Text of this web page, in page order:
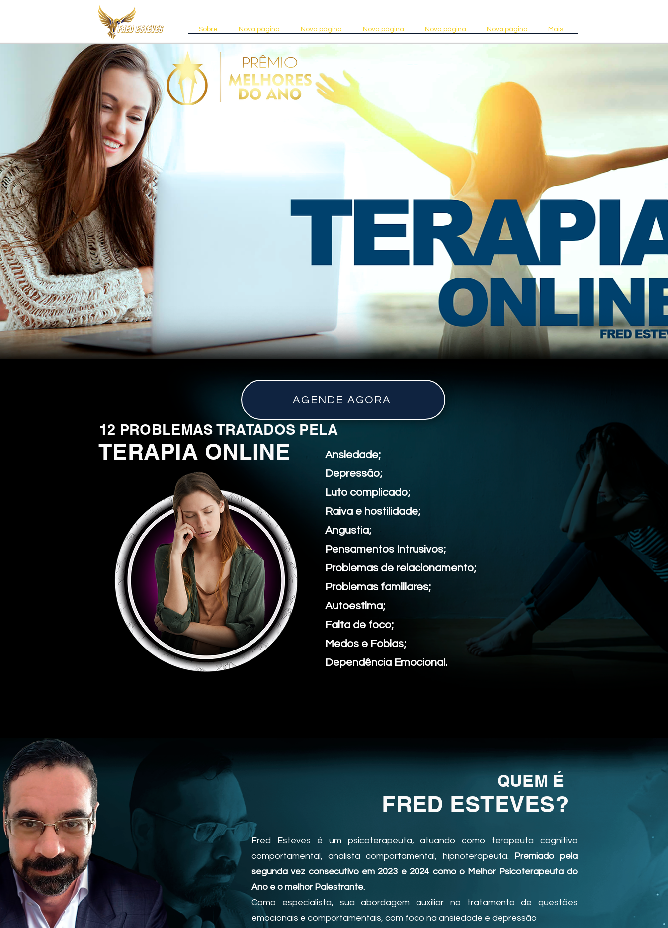
Sobre Nova página Nova página Nova página Nova página Nova página Mais...
AGENDE AGORA
12 PROBLEMAS TRATADOS PELA
TERAPIA ONLINE
Ansiedade;
Depressão;
Luto complicado;
Raiva e hostilidade;
Angustia;
Pensamentos Intrusivos;
Problemas de relacionamento;
Problemas familiares;
Autoestima;
Falta de foco;
Medos e Fobias;
Dependência Emocional.
QUEM É
FRED ESTEVES?
Fred Esteves é um psicoterapeuta, atuando como terapeuta cognitivo
comportamental, analista comportamental, hipnoterapeuta.
Premiado pela
segunda vez consecutivo em 2023 e 2024 como o Melhor Psicoterapeuta do
Ano e o melhor Palestrante.
Como especialista, sua abordagem auxiliar no tratamento de questões
emocionais e comportamentais, com foco na ansiedade e depressão